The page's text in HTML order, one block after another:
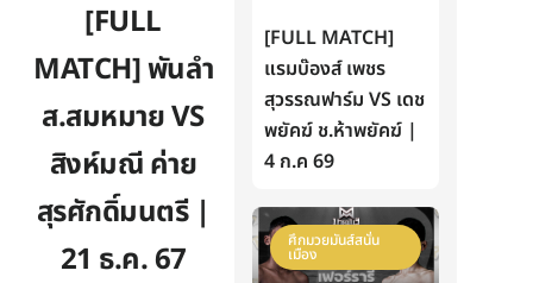
[FULL
MATCH] พันลำ
ส.สมหมาย VS
สิงห์มณี ค่าย
สุรศักดิ์มนตรี |
21 ธ.ค. 67
[FULL MATCH]
แรมบ๊องส์ เพชร
สุวรรณฟาร์ม VS เดช
พยัคฆ์ ช.ห้าพยัคฆ์ |
4 ก.ค 69
ศึกมวยมันส์สนั่น
เมือง